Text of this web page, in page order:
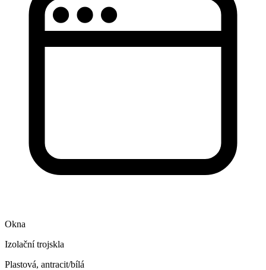
Okna
Izolační trojskla
Plastová, antracit/bílá